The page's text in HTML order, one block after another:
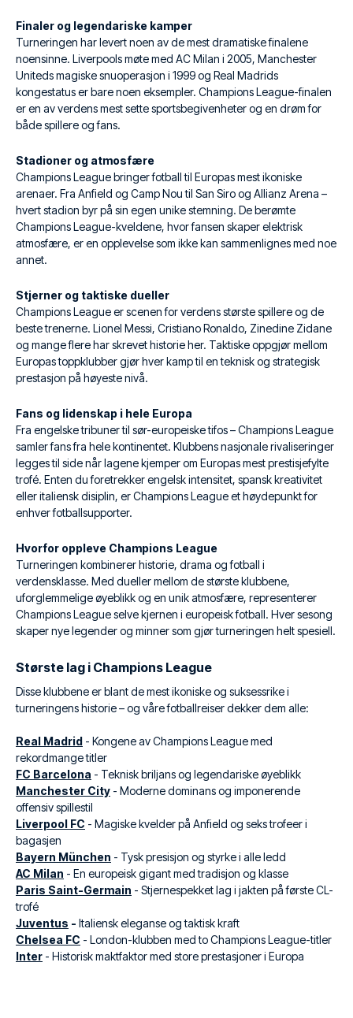
Finaler og legendariske kamper
Turneringen har levert noen av de mest dramatiske finalene
noensinne. Liverpools møte med AC Milan i 2005, Manchester
Uniteds magiske snuoperasjon i 1999 og Real Madrids
kongestatus er bare noen eksempler. Champions League-finalen
er en av verdens mest sette sportsbegivenheter og en drøm for
både spillere og fans.
Stadioner og atmosfære
Champions League bringer fotball til Europas mest ikoniske
arenaer. Fra Anfield og Camp Nou til San Siro og Allianz Arena –
hvert stadion byr på sin egen unike stemning. De berømte
Champions League-kveldene, hvor fansen skaper elektrisk
atmosfære, er en opplevelse som ikke kan sammenlignes med noe
annet.
Stjerner og taktiske dueller
Champions League er scenen for verdens største spillere og de
beste trenerne. Lionel Messi, Cristiano Ronaldo, Zinedine Zidane
og mange flere har skrevet historie her. Taktiske oppgjør mellom
Europas toppklubber gjør hver kamp til en teknisk og strategisk
prestasjon på høyeste nivå.
Fans og lidenskap i hele Europa
Fra engelske tribuner til sør-europeiske tifos – Champions League
samler fans fra hele kontinentet. Klubbens nasjonale rivaliseringer
legges til side når lagene kjemper om Europas mest prestisjefylte
trofé. Enten du foretrekker engelsk intensitet, spansk kreativitet
eller italiensk disiplin, er Champions League et høydepunkt for
enhver fotballsupporter.
Hvorfor oppleve Champions League
Turneringen kombinerer historie, drama og fotball i
verdensklasse. Med dueller mellom de største klubbene,
uforglemmelige øyeblikk og en unik atmosfære, representerer
Champions League selve kjernen i europeisk fotball. Hver sesong
skaper nye legender og minner som gjør turneringen helt spesiell.
Største lag i Champions League
Disse klubbene er blant de mest ikoniske og suksessrike i
turneringens historie – og våre fotballreiser dekker dem alle:
Real Madrid - Kongene av Champions League med
rekordmange titler
FC Barcelona - Teknisk briljans og legendariske øyeblikk
Manchester City - Moderne dominans og imponerende
offensiv spillestil
Liverpool FC - Magiske kvelder på Anfield og seks trofeer i
bagasjen
Bayern München - Tysk presisjon og styrke i alle ledd
AC Milan - En europeisk gigant med tradisjon og klasse
Paris Saint-Germain - Stjernespekket lag i jakten på første CL-
trofé
Juventus - Italiensk eleganse og taktisk kraft
Chelsea FC - London-klubben med to Champions League-titler
Inter - Historisk maktfaktor med store prestasjoner i Europa